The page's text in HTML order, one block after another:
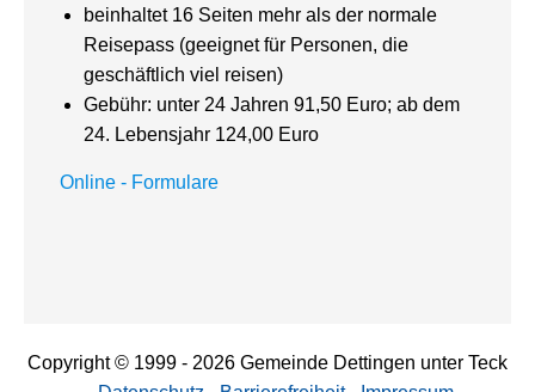
beinhaltet 16 Seiten mehr als der normale
Reisepass (geeignet für Personen, die
geschäftlich viel reisen)
Gebühr: unter 24 Jahren 91,50 Euro; ab dem
24. Lebensjahr 124,00 Euro
Online - Formulare
Copyright © 1999 - 2026 Gemeinde Dettingen unter Teck